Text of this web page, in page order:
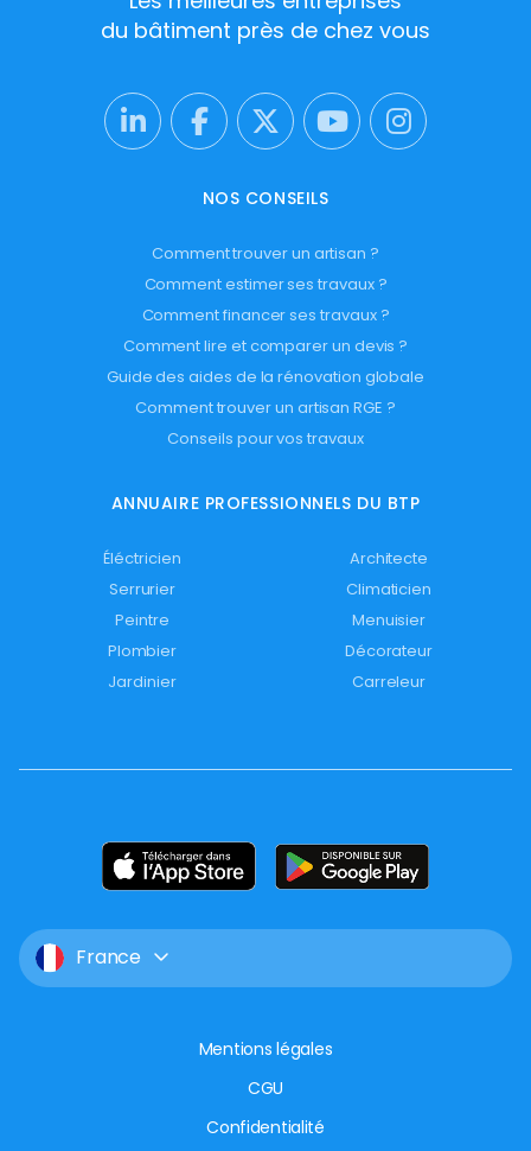
du bâtiment près de chez vous
NOS CONSEILS
Comment trouver un artisan ?
Comment estimer ses travaux ?
Comment financer ses travaux ?
Comment lire et comparer un devis ?
Guide des aides de la rénovation globale
Comment trouver un artisan RGE ?
Conseils pour vos travaux
ANNUAIRE PROFESSIONNELS DU BTP
Éléctricien
Architecte
Serrurier
Climaticien
Peintre
Menuisier
Plombier
Décorateur
Jardinier
Carreleur
France
Mentions légales
CGU
Confidentialité